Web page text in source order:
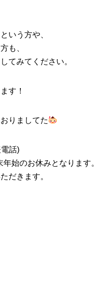
いう方や、
も、
てみてください。
す！
りましてた
話)
始のお休みとなります。
だきます。